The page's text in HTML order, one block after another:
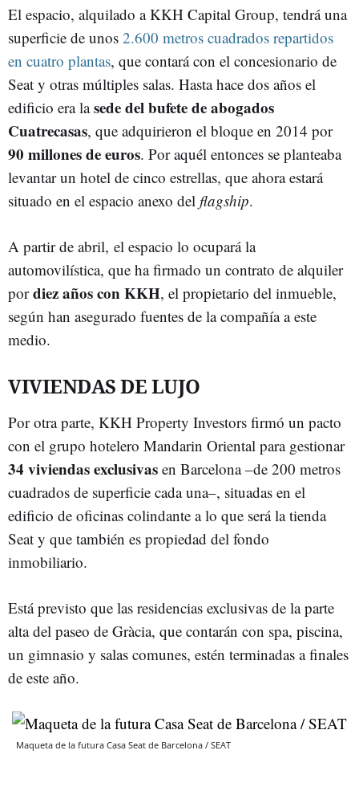
El espacio, alquilado a KKH Capital Group, tendrá una
superficie de unos 2.600 metros cuadrados repartidos
en cuatro plantas, que contará con el concesionario de
Seat y otras múltiples salas. Hasta hace dos años el
edificio era lasede del bufete de abogados
Cuatrecasas, que adquirieron el bloque en 2014 por
90 millones de euros. Por aquél entonces se planteaba
levantar un hotel de cinco estrellas, que ahora estará
situado en el espacio anexo del flagship.
A partir de abril, el espacio lo ocupará la
automovilística, que ha firmado un contrato de alquiler
pordiez años con KKH, el propietario del inmueble,
según han asegurado fuentes de la compañía a este
medio.
VIVIENDAS DE LUJO
Por otra parte, KKH Property Investors firmó un pacto
con el grupo hotelero Mandarin Oriental para gestionar
34 viviendas exclusivas en Barcelona –de 200 metros
cuadrados de superficie cada una–, situadas en el
edificio de oficinas colindante a lo que será la tienda
Seat y que también es propiedad del fondo
inmobiliario.
Está previsto que las residencias exclusivas de la parte
alta del paseo de Gràcia, que contarán con spa, piscina,
un gimnasio y salas comunes, estén terminadas a finales
de este año.
Maqueta de la futura Casa Seat de Barcelona / SEAT